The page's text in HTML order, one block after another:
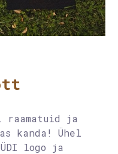
ja
kanda! Ühel
logo ja